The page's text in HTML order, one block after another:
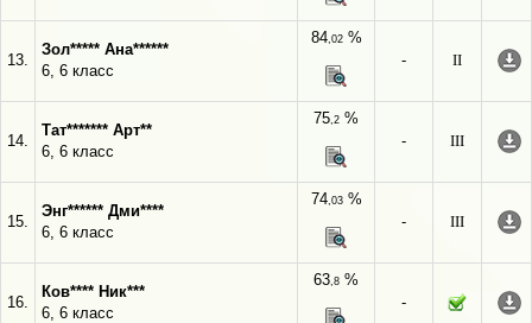
13.
Зол***** Ана******
6, 6 класс
84,02%
-
II
14.
Тат******* Арт**
6, 6 класс
75,2 %
-
III
15.
Энг****** Дми****
6, 6 класс
74,03%
-
III
16.
Ков**** Ник***
6, 6 класс
63,8 %
-